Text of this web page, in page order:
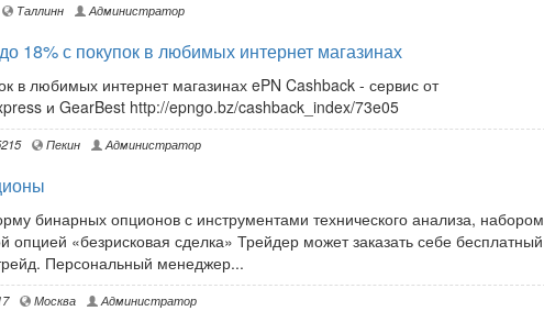
Таллинн Администратор
18% с покупок в любимых интернет магазинах
в любимых интернет магазинах ePN Cashback - сервис от
и GearBest http://epngo.bz/cashback_index/73e05
Пекин Администратор
бинарных опционов с инструментами технического анализа, набором
опцией «безрисковая сделка» Трейдер может заказать себе бесплатный
Персональный менеджер...
Москва Администратор